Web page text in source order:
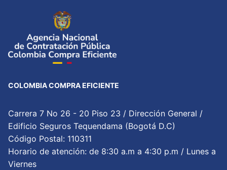
COLOMBIA COMPRA EFICIENTE
Carrera 7 No 26 - 20 Piso 23 / Dirección General /
Edificio Seguros Tequendama (Bogotá D.C)
Código Postal: 110311
Horario de atención: de 8:30 a.m a 4:30 p.m / Lunes a
Viernes